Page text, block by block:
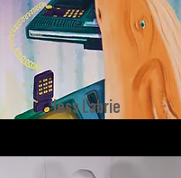
Jess Labrie